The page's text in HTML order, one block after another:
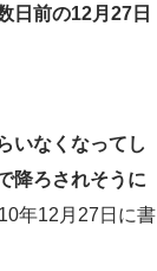
日前の12月27日
いなくなってし
降ろされそうに
年12月27日に書